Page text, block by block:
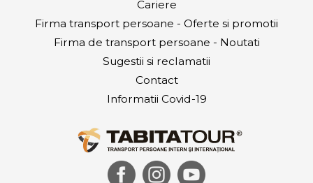
SC TABITATOUR S.R.L.|Copyright © 2026
Confidentialitate |